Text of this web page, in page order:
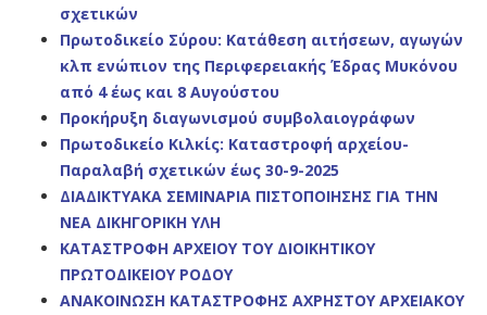
σχετικών
Πρωτοδικείο Σύρου: Κατάθεση αιτήσεων, αγωγών
κλπ ενώπιον της Περιφερειακής Έδρας Μυκόνου
από 4 έως και 8 Αυγούστου
Προκήρυξη διαγωνισμού συμβολαιογράφων
Πρωτοδικείο Κιλκίς: Καταστροφή αρχείου-
Παραλαβή σχετικών έως 30-9-2025
ΔΙΑΔΙΚΤΥΑΚΑ ΣΕΜΙΝΑΡΙΑ ΠΙΣΤΟΠΟΙΗΣΗΣ ΓΙΑ ΤΗΝ
ΝΕΑ ΔΙΚΗΓΟΡΙΚΗ ΥΛΗ
ΚΑΤΑΣΤΡΟΦΗ ΑΡΧΕΙΟΥ ΤΟΥ ΔΙΟΙΚΗΤΙΚΟΥ
ΠΡΩΤΟΔΙΚΕΙΟΥ ΡΟΔΟΥ
ΑΝΑΚΟΙΝΩΣΗ ΚΑΤΑΣΤΡΟΦΗΣ ΑΧΡΗΣΤΟΥ ΑΡΧΕΙΑΚΟΥ